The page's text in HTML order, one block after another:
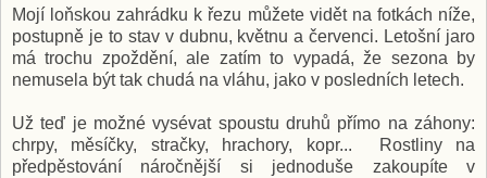
Mojí loňskou zahrádku k řezu můžete vidět na fotkách níže,
postupně je to stav v dubnu, květnu a červenci. Letošní jaro
má trochu zpoždění, ale zatím to vypadá, že sezona by
nemusela být tak chudá na vláhu, jako v posledních letech.
Už teď je možné vysévat spoustu druhů přímo na záhony:
chrpy, měsíčky, stračky, hrachory, kopr... Rostliny na
předpěstování náročnější si jednoduše zakoupíte v